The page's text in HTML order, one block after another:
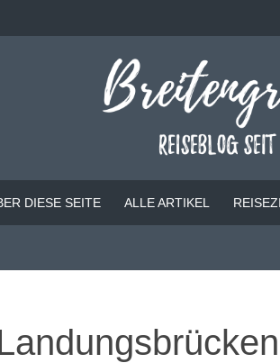
DIESE SEITE ALLE ARTIKEL